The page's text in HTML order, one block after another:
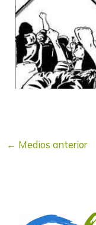
← Medios anterior